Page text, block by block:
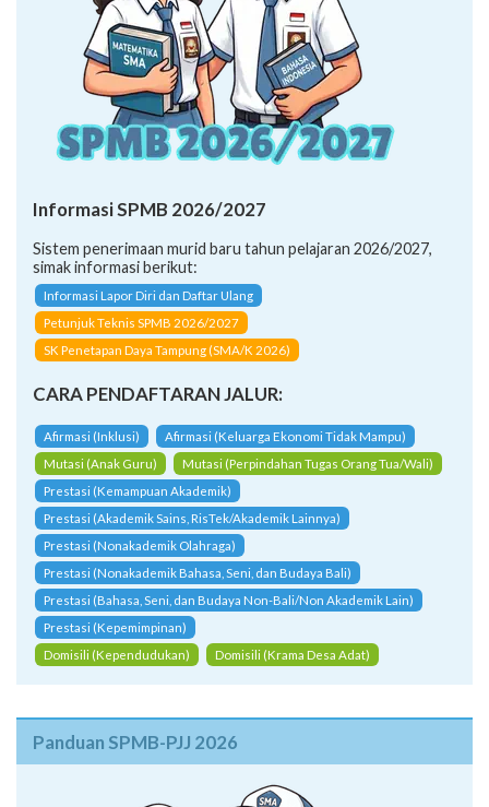
Informasi SPMB 2026/2027
Sistem penerimaan murid baru tahun pelajaran 2026/2027,
simak informasi berikut:
Informasi Lapor Diri dan Daftar Ulang
Petunjuk Teknis SPMB 2026/2027
SK Penetapan Daya Tampung (SMA/K 2026)
CARA PENDAFTARAN JALUR:
Afirmasi (Inklusi)
Afirmasi (Keluarga Ekonomi Tidak Mampu)
Mutasi (Anak Guru)
Mutasi (Perpindahan Tugas Orang Tua/Wali)
Prestasi (Kemampuan Akademik)
Prestasi (Akademik Sains, RisTek/Akademik Lainnya)
Prestasi (Nonakademik Olahraga)
Prestasi (Nonakademik Bahasa, Seni, dan Budaya Bali)
Prestasi (Bahasa, Seni, dan Budaya Non-Bali/Non Akademik Lain)
Prestasi (Kepemimpinan)
Domisili (Kependudukan)
Domisili (Krama Desa Adat)
Panduan SPMB-PJJ 2026